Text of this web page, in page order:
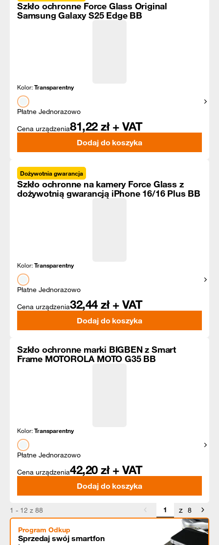
Szkło ochronne Force Glass Original
Samsung Galaxy S25 Edge BB
Kolor:Transparentny
Płatne Jednorazowo
Cena urządzenia81,22 zł + VAT
Dodaj do koszyka
Dożywotnia gwarancja
Szkło ochronne na kamery Force Glass z
dożywotnią gwarancją iPhone 16/16 Plus BB
Kolor:Transparentny
Płatne Jednorazowo
Cena urządzenia32,44 zł + VAT
Dodaj do koszyka
Szkło ochronne marki BIGBEN z Smart
Frame MOTOROLA MOTO G35 BB
Kolor:Transparentny
Płatne Jednorazowo
Cena urządzenia42,20 zł + VAT
Dodaj do koszyka
1 - 12 z 88 z 8
Program Odkup
Sprzedaj swój smartfon